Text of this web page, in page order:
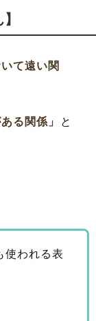
て遠い関
る関係」
と
使われる表